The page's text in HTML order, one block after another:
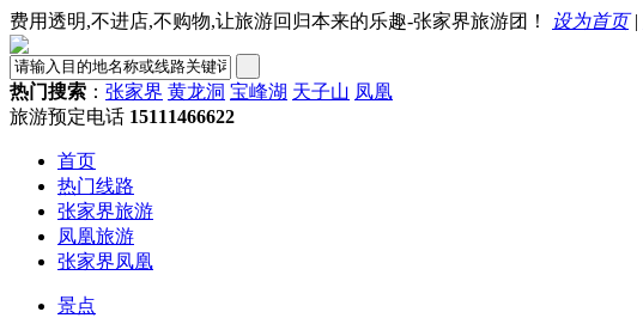
费用透明,不进店,不购物,让旅游回归本来的乐趣-张家界旅游团！ 设为首页|
热门搜索 ： 张家界 黄龙洞 宝峰湖 天子山 凤凰
旅游预定电话 15111466622
首页
热门线路
张家界旅游
凤凰旅游
张家界凤凰
景点